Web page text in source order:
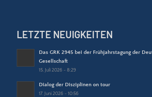
LETZTE NEUIGKEITEN
Das GRK 2945 bei der Frühjahrstagung der
Gesellschaft
15. Juli 2026 - 8:29
Dialog der Disziplinen on tour
17. Juni 2026 - 10:56